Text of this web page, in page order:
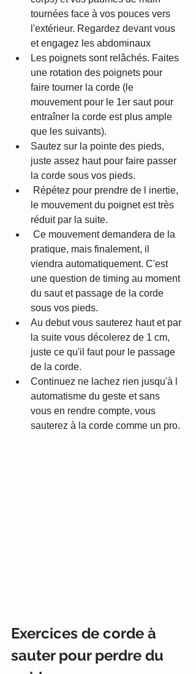
tournées face à vos pouces vers
l'extérieur. Regardez devant vous
et engagez les abdominaux
Les poignets sont relâchés. Faites
une rotation des poignets pour
faire tourner la corde (le
mouvement pour le 1er saut pour
entraîner la corde est plus ample
que les suivants).
Sautez sur la pointe des pieds,
juste assez haut pour faire passer
la corde sous vos pieds.
le mouvement du poignet est très
réduit par la suite.
pratique, mais finalement, il
viendra automatiquement. C'est
une question de timing au moment
du saut et passage de la corde
sous vos pieds.
Au debut vous sauterez haut et par
la suite vous décolerez de 1 cm,
juste ce qu'il faut pour le passage
de la corde.
Continuez ne lachez rien jusqu'à l
automatisme du geste et sans
vous en rendre compte, vous
sauterez à la corde comme un pro.
Exercices de corde à
sauter pour perdre du